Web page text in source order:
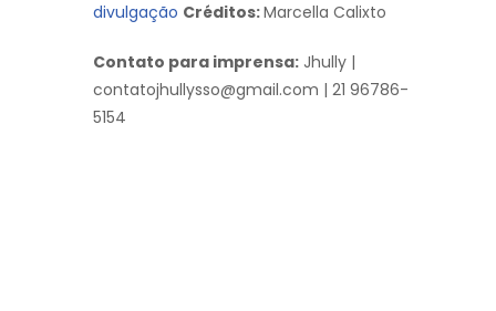
divulgação Créditos:Marcella Calixto
Contato para imprensa: Jhully |
contatojhullysso@gmail.com | 21 96786-
5154